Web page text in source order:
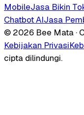
MobileJasa Bikin
Chatbot AIJasa
© 2026 Bee Mata ·
Kebijakan Privasi
cipta dilindungi.